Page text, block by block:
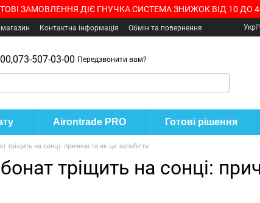
ЗАМОВЛЕННЯ ДІЄ ГНУЧКА СИСТЕМА ЗНИЖОК ВІД 10 ДО
магазин Контактна інформація
Обмін та повернення
Укр
073-507-03-00 Передзвонити вам?
Airontrade PRO Готові рішення
тріщить на сонці: причини та як це запобігти
тріщить на сонці: